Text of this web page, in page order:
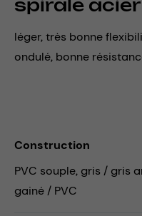
spirale acier
léger, très bonne
ondulé, bonne
Construction
PVC souple, gris / gris
gainé / PVC